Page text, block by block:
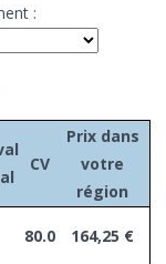
:
CV
Prix dans
votre
région
80.0 164,25 €